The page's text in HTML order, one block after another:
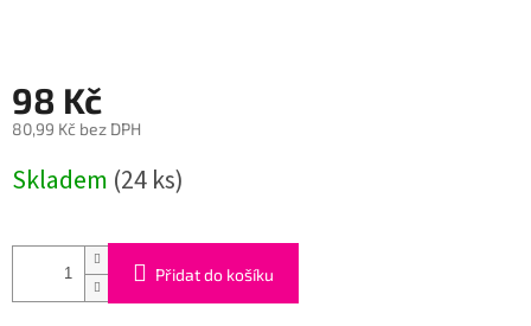
98 Kč
80,99 Kč bez DPH
cena:
Skladem (24 ks)
Přidat do košíku